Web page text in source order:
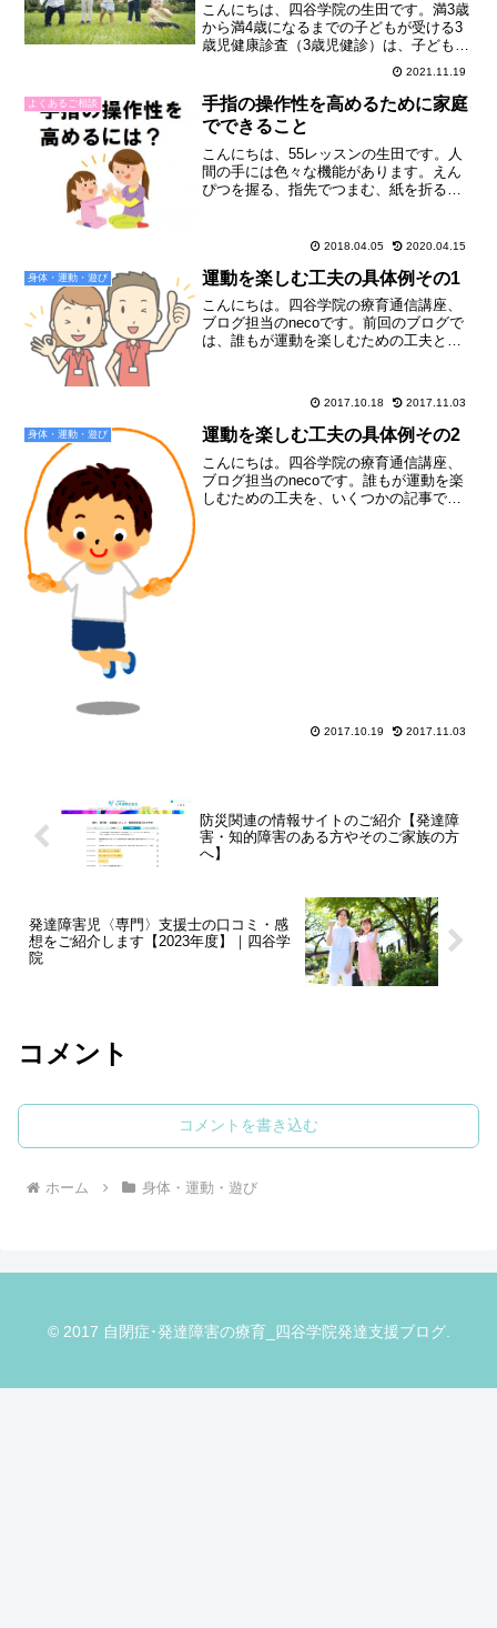
こんにちは、四谷学院の生田です。満3歳
から満4歳になるまでの子どもが受ける3
歳児健康診査（3歳児健診）は、子どもの
成長を知るよい機会になります。また、
医師や保健師、管理栄養士といった専門
家と話ができる機会でもあります。日ご
ろの子育てにおける...
2021.11.19
よくあるご相談
手指の操作性を高めるために家庭
でできること
こんにちは、55レッスンの生田です。人
間の手には色々な機能があります。えん
ぴつを握る、指先でつまむ、紙を折るな
ても大切なことですね。この記事では、
2018.04.05 2020.04.15
身体・運動・遊び 運動を楽しむ工夫の具体例その1
こんにちは。四谷学院の療育通信講座、
ブログ担当のnecoです。前回のブログで
は、誰もが運動を楽しむための工夫とし
第2回の記事 ⇒ 今ご覧のこの記事です
2017.10.18 2017.11.03
身体・運動・遊び 運動を楽しむ工夫の具体例その2
こんにちは。四谷学院の療育通信講座、
ブログ担当のnecoです。誰もが運動を楽
しむための工夫を、いくつかの記事でご
2017.10.19 2017.11.03
防災関連の情報サイトのご紹介【発達障
害・知的障害のある方やそのご家族の方
へ】
発達障害児〈専門〉支援士の口コミ・感
想をご紹介します【2023年度】｜四谷学
院
コメント
コメントを書き込む
ホーム 身体・運動・遊び
© 2017 自閉症･発達障害の療育_四谷学院発達支援ブログ.